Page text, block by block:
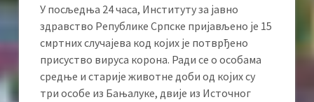
У посљедња 24 часа, Институту за јавно
здравство Републике Српске пријављено је 15
смртних случајева код којих је потврђено
присуство вируса корона. Ради се о особама
средње и старије животне доби од којих су
три особе из Бањалуке, двије из Источног